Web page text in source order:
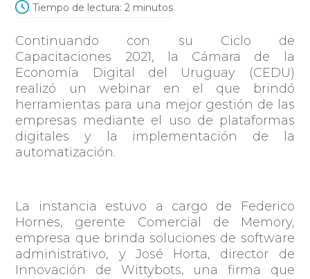
Tiempo de lectura: 2 minutos
Continuando con su Ciclo de
Capacitaciones 2021, la Cámara de la
Economía Digital del Uruguay (CEDU)
realizó un webinar en el que brindó
herramientas para una mejor gestión de las
empresas mediante el uso de plataformas
digitales y la implementación de la
automatización.
La instancia estuvo a cargo de Federico
Hornes, gerente Comercial de Memory,
empresa que brinda soluciones de software
administrativo, y José Horta, director de
Innovación de Wittybots, una firma que